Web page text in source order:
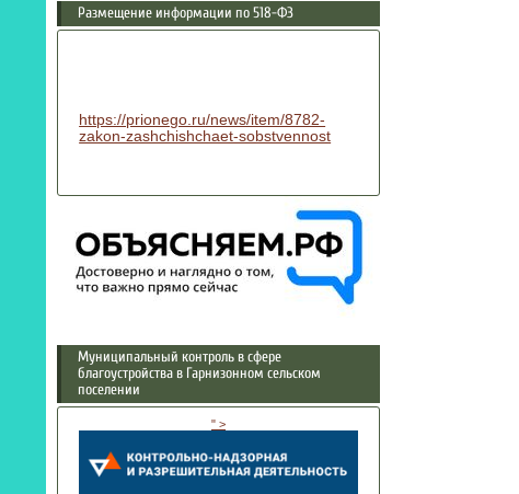
Размещение информации по 518-ФЗ
https://prionego.ru/news/item/8782-
zakon-zashchishchaet-sobstvennost
Муниципальный контроль в сфере
благоустройства в Гарнизонном сельском
поселении
" >